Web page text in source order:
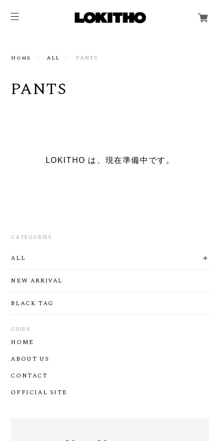
Home ALL PANTS
PANTS
LOKITHO は、現在準備中です。
CATEGORIES
ALL
NEW ARRIVAL
BLACK TAG
GUIDE
HOME
ABOUT US
CONTACT
OFFICIAL SITE